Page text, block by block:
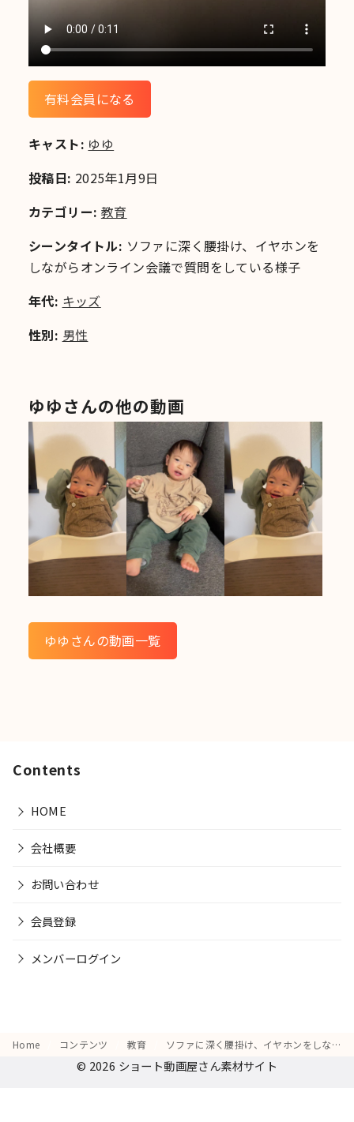
有料会員になる
キャスト: ゆゆ
投稿日: 2025年1月9日
カテゴリー: 教育
シーンタイトル: ソファに深く腰掛け、イヤホンを
しながらオンライン会議で質問をしている様子
年代: キッズ
性別: 男性
ゆゆさんの他の動画
ゆゆさんの動画一覧
Contents
HOME
会社概要
お問い合わせ
会員登録
メンバーログイン
Home コンテンツ 教育 ソファに深く腰掛け、イヤホンをしながらオンライン会議で質問をしている様子
© 2026 ショート動画屋さん素材サイト